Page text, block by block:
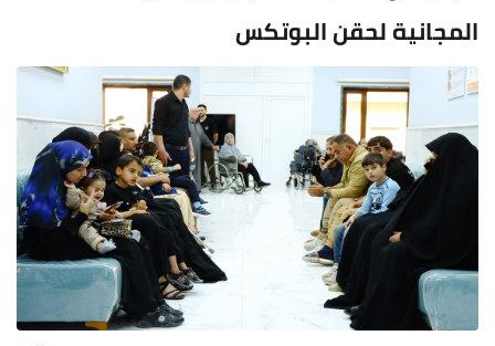
المجانية لحقن البوتكس